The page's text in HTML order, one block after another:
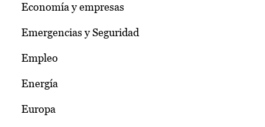
Economía y empresas
Emergencias y Seguridad
Empleo
Energía
Europa